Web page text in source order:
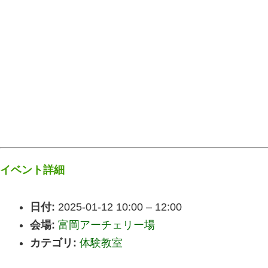
イベント詳細
日付: 2025-01-12 10:00 – 12:00
会場: 富岡アーチェリー場
カテゴリ: 体験教室